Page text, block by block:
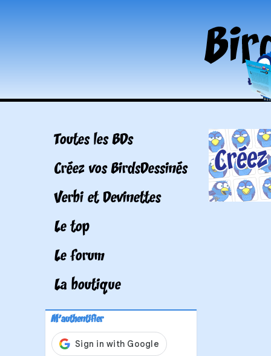
Toutes les BDs
Créez vos BirdsDessinés
Verbi et Devinettes
Le top
Le forum
La boutique
M'authentifier